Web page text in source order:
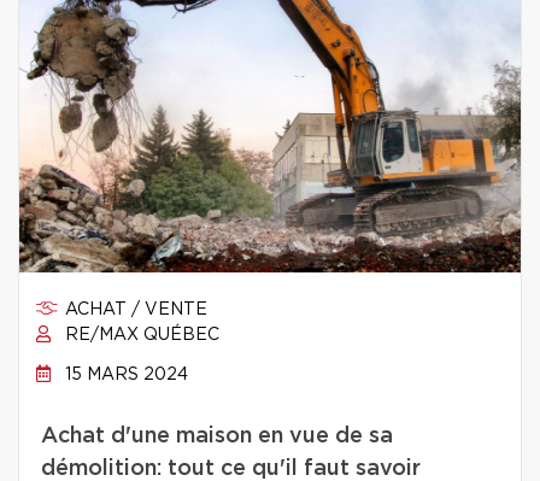
ACHAT / VENTE
RE/MAX QUÉBEC
15 MARS 2024
Achat d'une maison en vue de sa
démolition: tout ce qu'il faut savoir